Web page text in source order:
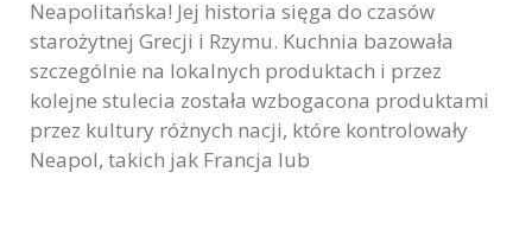
Neapolitańska! Jej historia sięga do czasów
starożytnej Grecji i Rzymu. Kuchnia bazowała
szczególnie na lokalnych produktach i przez
kolejne stulecia została wzbogacona produktami
przez kultury różnych nacji, które kontrolowały
Neapol, takich jak Francja lub